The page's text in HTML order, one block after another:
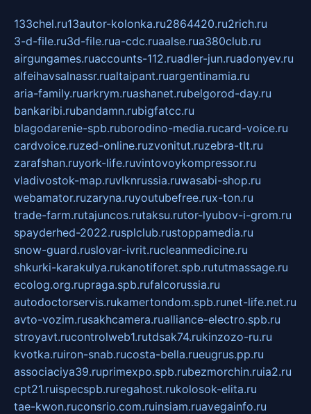
133chel.ru13autor-kolonka.ru2864420.ru2rich.ru
3-d-file.ru3d-file.rua-cdc.ruaalse.rua380club.ru
airgungames.ruaccounts-112.ruadler-jun.ruadonyev.ru
alfeihavsalnassr.rualtaipant.ruargentinamia.ru
aria-family.ruarkrym.ruashanet.rubelgorod-day.ru
bankaribi.rubandamn.rubigfatcc.ru
blagodarenie-spb.ruborodino-media.rucard-voice.ru
cardvoice.ruzed-online.ruzvonitut.ruzebra-tlt.ru
zarafshan.ruyork-life.ruvintovoykompressor.ru
vladivostok-map.ruvlknrussia.ruwasabi-shop.ru
webamator.ruzaryna.ruyoutubefree.rux-ton.ru
trade-farm.rutajuncos.rutaksu.rutor-lyubov-i-grom.ru
spayderhed-2022.rusplclub.rustoppamedia.ru
snow-guard.ruslovar-ivrit.rucleanmedicine.ru
shkurki-karakulya.rukanotiforet.spb.rututmassage.ru
ecolog.org.rupraga.spb.rufalcorussia.ru
autodoctorservis.rukamertondom.spb.runet-life.net.ru
avto-vozim.rusakhcamera.rualliance-electro.spb.ru
stroyavt.rucontrolweb1.rutdsak74.rukinzozo-ru.ru
kvotka.ruiron-snab.rucosta-bella.rueugrus.pp.ru
associaciya39.ruprimexpo.spb.rubezmorchin.ruia2.ru
cpt21.ruispecspb.ruregahost.rukolosok-elita.ru
tae-kwon.ruconsrio.com.ruinsiam.ruavegainfo.ru